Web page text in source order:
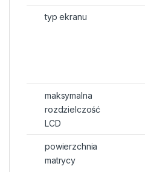
typ ekranu
maksymalna
rozdzielczość
LCD
powierzchnia
matrycy